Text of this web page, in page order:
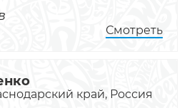
Смотреть
край, Россия